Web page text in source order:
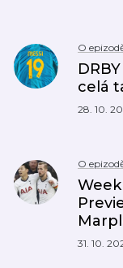
O
celá
28. 10.
O
31. 10.